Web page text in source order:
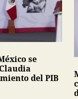
se
del PIB